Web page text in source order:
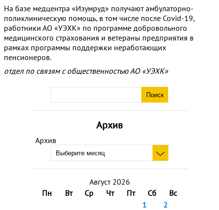
Архив
Архив
Август 2026
Пн
Вт Ср Чт Пт Сб
Вс
1
2
На базе медцентра «Изумруд» получают амбулаторно-
поликлиническую помощь, в том числе после Covid-19,
работники АО «УЭХК» по программе добровольного
медицинского страхования и ветераны предприятия в
рамках программы поддержки неработающих
пенсионеров.
отдел по связям с общественностью АО «УЭХК»